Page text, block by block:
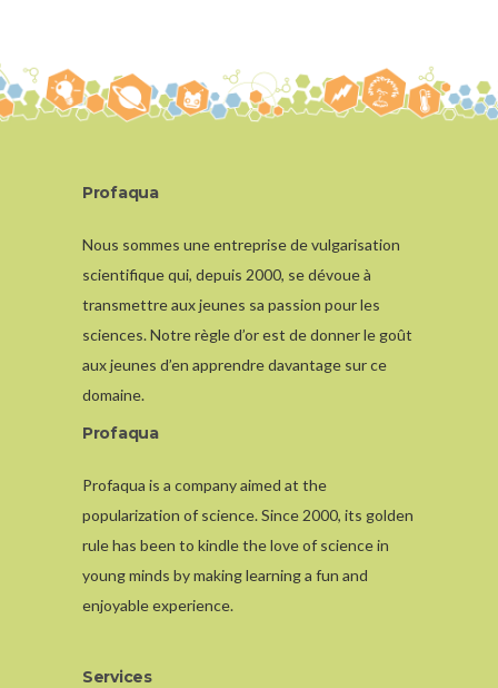
Profaqua
Nous sommes une entreprise de vulgarisation
scientifique qui, depuis 2000, se dévoue à
transmettre aux jeunes sa passion pour les
sciences. Notre règle d’or est de donner le goût
aux jeunes d’en apprendre davantage sur ce
domaine.
Profaqua
Profaqua is a company aimed at the
popularization of science. Since 2000, its golden
rule has been to kindle the love of science in
young minds by making learning a fun and
enjoyable experience.
Services